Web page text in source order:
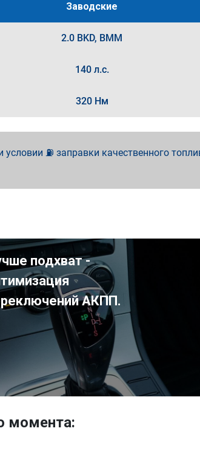
Заводские
2.0 BKD, BMM
140 л.с.
320 Нм
⛽ заправки качественного
подхват -
АКПП.
момента: